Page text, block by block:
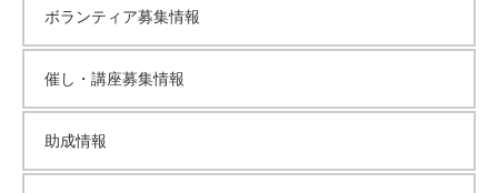
ボランティア募集情報
催し・講座募集情報
助成情報